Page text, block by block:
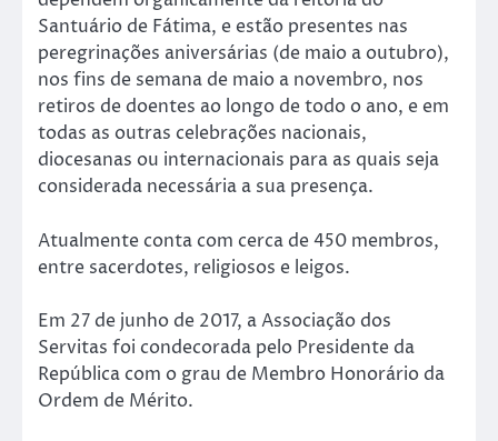
Santuário de Fátima, e estão presentes nas
peregrinações aniversárias (de maio a outubro),
nos fins de semana de maio a novembro, nos
retiros de doentes ao longo de todo o ano, e em
todas as outras celebrações nacionais,
diocesanas ou internacionais para as quais seja
considerada necessária a sua presença.
Atualmente conta com cerca de 450 membros,
entre sacerdotes, religiosos e leigos.
Em 27 de junho de 2017, a Associação dos
Servitas foi condecorada pelo Presidente da
República com o grau de Membro Honorário da
Ordem de Mérito.